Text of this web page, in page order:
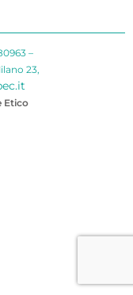
–
23,
Etico